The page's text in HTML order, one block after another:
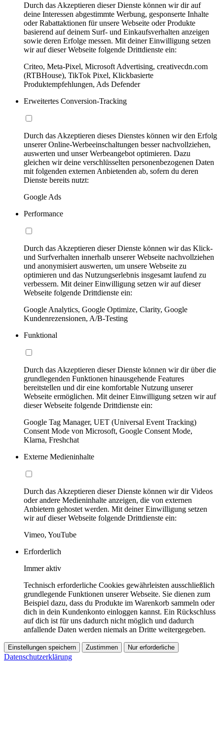
Durch das Akzeptieren dieser Dienste können wir dir auf
deine Interessen abgestimmte Werbung, gesponserte Inhalte
oder Rabattaktionen für unsere Webseite oder Produkte
basierend auf deinem Surf- und Einkaufsverhalten anzeigen
sowie deren Erfolge messen. Mit deiner Einwilligung setzen
wir auf dieser Webseite folgende Drittdienste ein:
Criteo, Meta-Pixel, Microsoft Advertising, creativecdn.com
(RTBHouse), TikTok Pixel, Klickbasierte
Produktempfehlungen, Ads Defender
Erweitertes Conversion-Tracking
Durch das Akzeptieren dieses Dienstes können wir den Erfolg
unserer Online-Werbeeinschaltungen besser nachvollziehen,
auswerten und unser Werbeangebot optimieren. Dazu
gleichen wir deine verschlüsselten personenbezogenen Daten
mit folgenden externen Anbietenden ab, sofern du deren
Dienste bereits nutzt:
Google Ads
Performance
Durch das Akzeptieren dieser Dienste können wir das Klick-
und Surfverhalten innerhalb unserer Webseite nachvollziehen
und anonymisiert auswerten, um unsere Webseite zu
optimieren und das Nutzungserlebnis insgesamt laufend zu
verbessern. Mit deiner Einwilligung setzen wir auf dieser
Webseite folgende Drittdienste ein:
Google Analytics, Google Optimize, Clarity, Google
Kundenrezensionen, A/B-Testing
Funktional
Durch das Akzeptieren dieser Dienste können wir dir über die
grundlegenden Funktionen hinausgehende Features
bereitstellen und dir eine komfortable Nutzung unserer
Webseite ermöglichen. Mit deiner Einwilligung setzen wir auf
dieser Webseite folgende Drittdienste ein:
Google Tag Manager, UET (Universal Event Tracking)
Consent Mode von Microsoft, Google Consent Mode,
Klarna, Freshchat
Externe Medieninhalte
Durch das Akzeptieren dieser Dienste können wir dir Videos
oder andere Medieninhalte anzeigen, die von externen
Anbietern gehostet werden. Mit deiner Einwilligung setzen
wir auf dieser Webseite folgende Drittdienste ein:
Vimeo, YouTube
Erforderlich
Immer aktiv
Technisch erforderliche Cookies gewährleisten ausschließlich
grundlegende Funktionen unserer Webseite. Sie dienen zum
Beispiel dazu, dass du Produkte im Warenkorb sammeln oder
dich in dein Kundenkonto einloggen kannst. Ein Rückschluss
auf dich ist für uns dadurch nicht möglich und dadurch
anfallende Daten werden niemals an Dritte weitergegeben.
Einstellungen speichern Zustimmen Nur erforderliche
Datenschutzerklärung